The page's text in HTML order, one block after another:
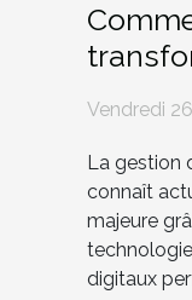
Vendredi
La gestion
connaît
majeure
digitaux